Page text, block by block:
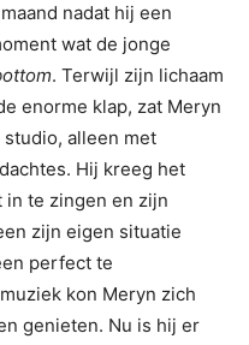
nadat hij een
wat de jonge
. Terwijl zijn lichaam
enorme klap, zat Meryn
alleen met
Hij kreeg het
in te zingen en zijn
zijn eigen situatie
perfect te
kon Meryn zich
genieten. Nu is hij er